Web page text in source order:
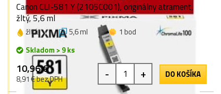
Canon CLI-581 Y (2105C001), originálny atrament,
žltý, 5,6 ml
žltá 5,6 ml
1 bod
Skladom > 9 ks
10,96 €
8,91 € bez DPH - + DO KOŠÍKA